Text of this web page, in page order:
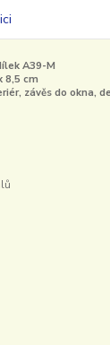
A39-M
8,5 cm
závěs do okna,